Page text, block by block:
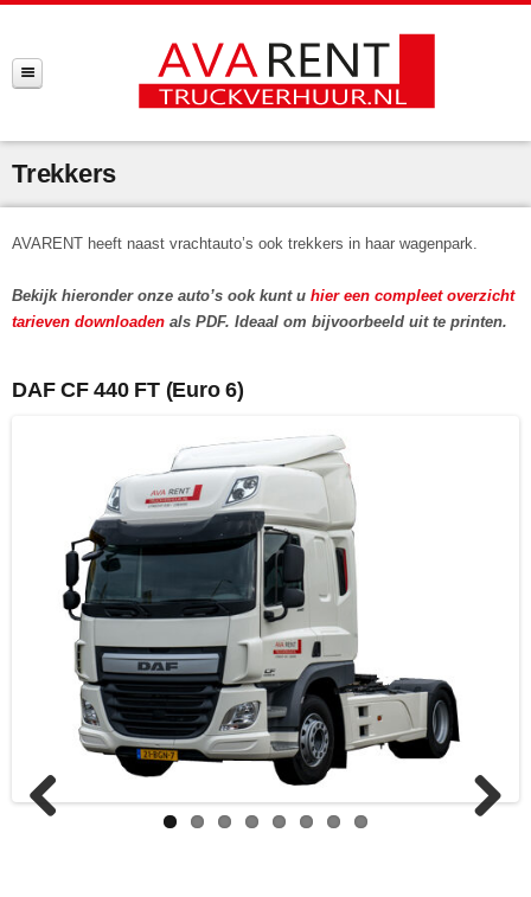
Trekkers
AVARENT heeft naast vrachtauto’s ook trekkers in haar wagenpark.
Bekijk hieronder onze auto’s ook kunt u hier een compleet overzicht
tarieven downloaden als PDF. Ideaal om bijvoorbeeld uit te printen.
DAF CF 440 FT (Euro 6)